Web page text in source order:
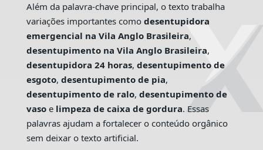
Além da palavra-chave principal, o texto trabalha
variações importantes como desentupidora
emergencial na Vila Anglo Brasileira,
desentupimento na Vila Anglo Brasileira,
desentupidora 24 horas, desentupimento de
esgoto, desentupimento de pia,
desentupimento de ralo, desentupimento de
vasoe limpeza de caixa de gordura. Essas
palavras ajudam a fortalecer o conteúdo orgânico
sem deixar o texto artificial.